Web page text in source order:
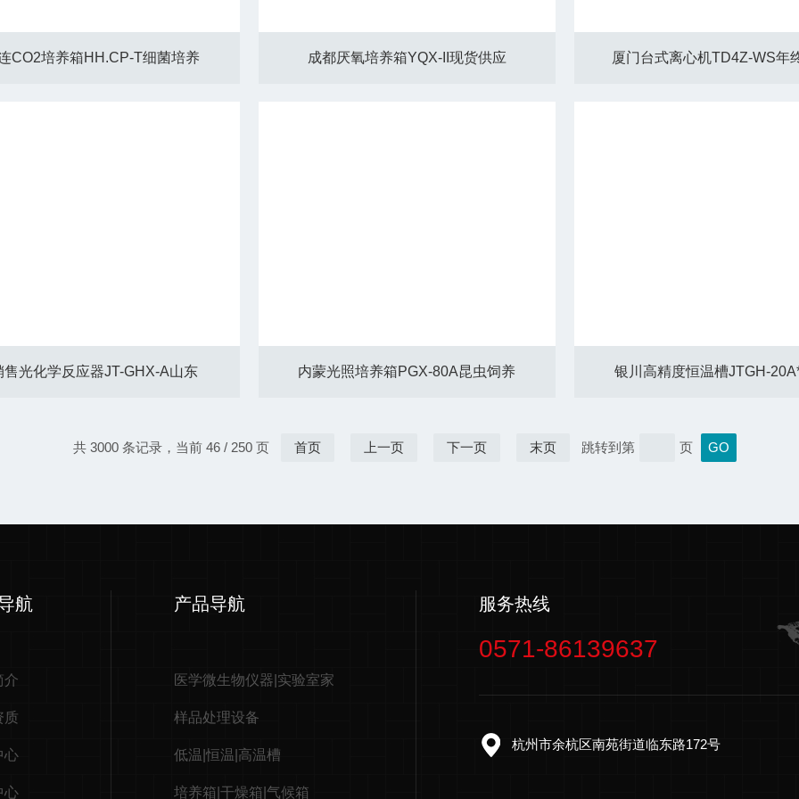
CO2培养箱HH.CP-T细菌培养 成都厌氧培养箱YQX-II现货供应 厦门台式离心机TD4Z-WS年
售光化学反应器JT-GHX-A山东 内蒙光照培养箱PGX-80A昆虫饲养 银川高精度恒温槽JTGH-
共 3000 条记录，当前 46 / 250 页 首页 上一页 下一页 末页 跳转到第 页
航
介
质
心
心
产品导航
医学微生物仪器|实验室家
样品处理设备
低温|恒温|高温槽
培养箱|干燥箱|气候箱
服务热线
0571-86139637
杭州市余杭区南苑街道临东路172号